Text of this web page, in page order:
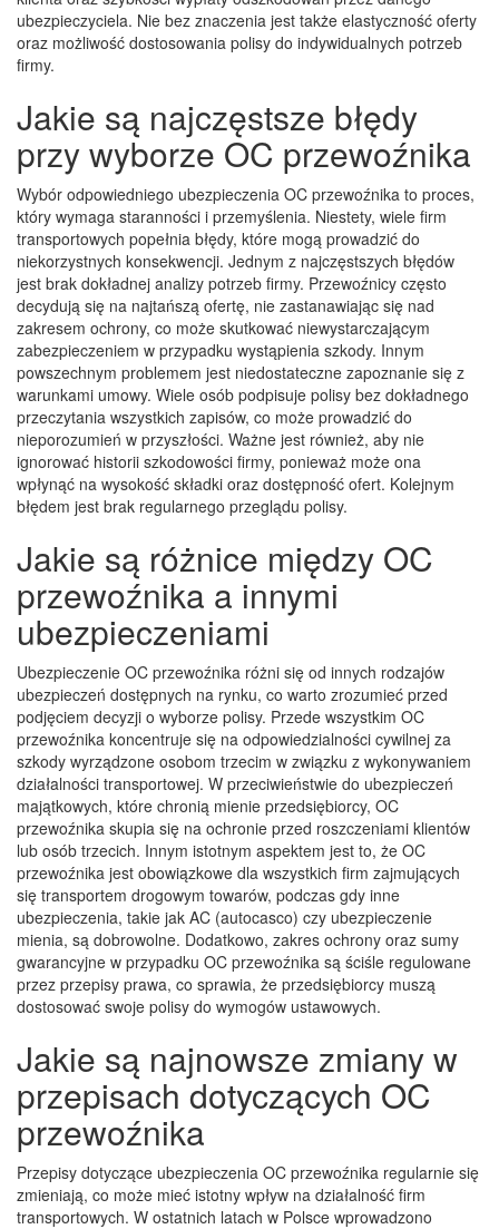
ubezpieczyciela. Nie bez znaczenia jest także elastyczność oferty
oraz możliwość dostosowania polisy do indywidualnych potrzeb
firmy.
Jakie są najczęstsze błędy
przy wyborze OC przewoźnika
Wybór odpowiedniego ubezpieczenia OC przewoźnika to proces,
który wymaga staranności i przemyślenia. Niestety, wiele firm
transportowych popełnia błędy, które mogą prowadzić do
niekorzystnych konsekwencji. Jednym z najczęstszych błędów
jest brak dokładnej analizy potrzeb firmy. Przewoźnicy często
decydują się na najtańszą ofertę, nie zastanawiając się nad
zakresem ochrony, co może skutkować niewystarczającym
zabezpieczeniem w przypadku wystąpienia szkody. Innym
powszechnym problemem jest niedostateczne zapoznanie się z
warunkami umowy. Wiele osób podpisuje polisy bez dokładnego
przeczytania wszystkich zapisów, co może prowadzić do
nieporozumień w przyszłości. Ważne jest również, aby nie
ignorować historii szkodowości firmy, ponieważ może ona
wpłynąć na wysokość składki oraz dostępność ofert. Kolejnym
błędem jest brak regularnego przeglądu polisy.
Jakie są różnice między OC
przewoźnika a innymi
ubezpieczeniami
Ubezpieczenie OC przewoźnika różni się od innych rodzajów
ubezpieczeń dostępnych na rynku, co warto zrozumieć przed
podjęciem decyzji o wyborze polisy. Przede wszystkim OC
przewoźnika koncentruje się na odpowiedzialności cywilnej za
szkody wyrządzone osobom trzecim w związku z wykonywaniem
działalności transportowej. W przeciwieństwie do ubezpieczeń
majątkowych, które chronią mienie przedsiębiorcy, OC
przewoźnika skupia się na ochronie przed roszczeniami klientów
lub osób trzecich. Innym istotnym aspektem jest to, że OC
przewoźnika jest obowiązkowe dla wszystkich firm zajmujących
się transportem drogowym towarów, podczas gdy inne
ubezpieczenia, takie jak AC (autocasco) czy ubezpieczenie
mienia, są dobrowolne. Dodatkowo, zakres ochrony oraz sumy
gwarancyjne w przypadku OC przewoźnika są ściśle regulowane
przez przepisy prawa, co sprawia, że przedsiębiorcy muszą
dostosować swoje polisy do wymogów ustawowych.
Jakie są najnowsze zmiany w
przepisach dotyczących OC
przewoźnika
Przepisy dotyczące ubezpieczenia OC przewoźnika regularnie się
zmieniają, co może mieć istotny wpływ na działalność firm
transportowych. W ostatnich latach w Polsce wprowadzono